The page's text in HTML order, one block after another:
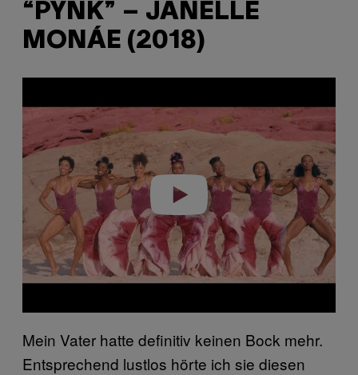
“PYNK” – JANELLE
MONÁE (2018)
Play video
Mein Vater hatte definitiv keinen Bock mehr.
Entsprechend lustlos hörte ich sie diesen